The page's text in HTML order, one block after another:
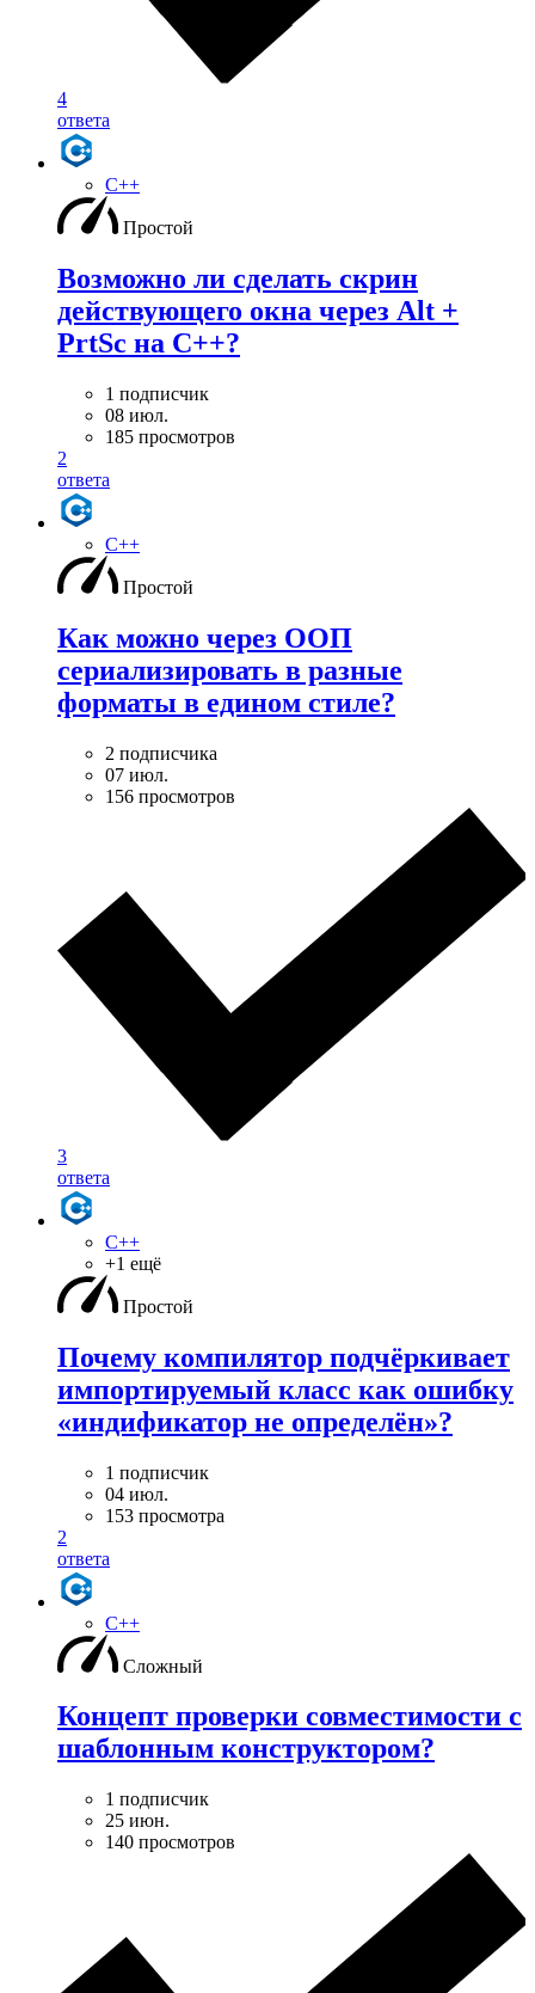
4
ответа
C++
Простой
Возможно ли сделать скрин
действующего окна через Alt +
PrtSc на С++?
1 подписчик
08 июл.
185 просмотров
2
ответа
C++
Простой
Как можно через ООП
сериализировать в разные
форматы в едином стиле?
2 подписчика
07 июл.
156 просмотров
3
ответа
C++
+1 ещё
Простой
Почему компилятор подчёркивает
импортируемый класс как ошибку
«индификатор не определён»?
1 подписчик
04 июл.
153 просмотра
2
ответа
C++
Сложный
Концепт проверки совместимости с
шаблонным конструктором?
1 подписчик
25 июн.
140 просмотров